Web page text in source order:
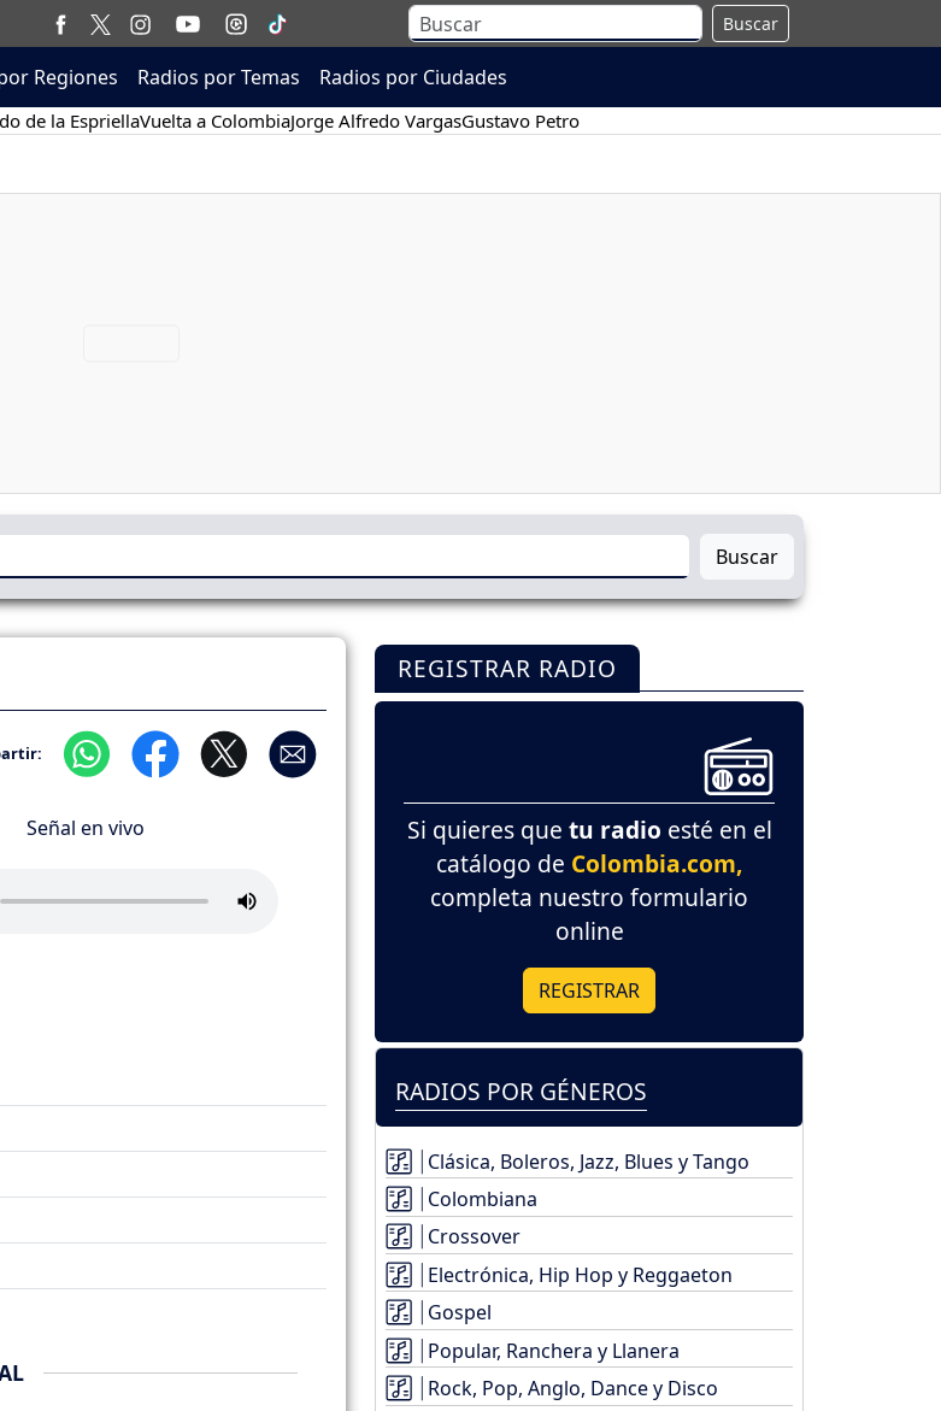
Buscar
Regiones Radios por Temas Radios por Ciudades
de la EspriellaVuelta a ColombiaJorge Alfredo VargasGustavo Petro
Buscar
Señal en vivo
REGISTRAR RADIO
Si quieres que tu radio esté en el
catálogo de Colombia.com,
completa nuestro formulario
online
REGISTRAR
RADIOS POR GÉNEROS
Clásica, Boleros, Jazz, Blues y Tango
Colombiana
Crossover
Electrónica, Hip Hop y Reggaeton
Gospel
Popular, Ranchera y Llanera
Rock, Pop, Anglo, Dance y Disco